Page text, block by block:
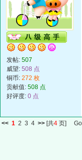
发帖: 507
威望: 508 点
铜币: 272 枚
贡献值: 508 点
好评度: 0 点
<< 1 2 3 4 >> [共4 页] Go